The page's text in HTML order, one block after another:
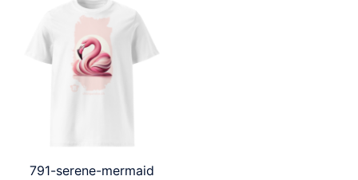
791-serene-mermaid